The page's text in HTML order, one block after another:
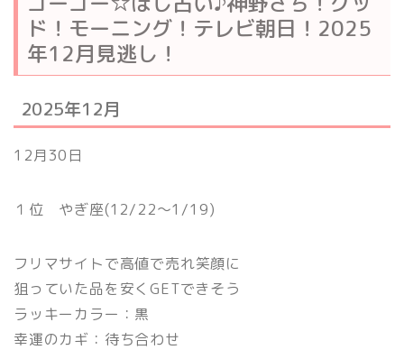
ド！モーニング！テレビ朝日！2025
年12月見逃し！
2025年12月
12月30日
１位 やぎ座(12/22〜1/19)
フリマサイトで高値で売れ笑顔に
狙っていた品を安くGETできそう
ラッキーカラー：黒
幸運のカギ：待ち合わせ